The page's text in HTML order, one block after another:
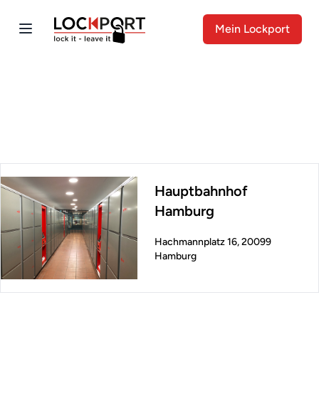
Mein Lockport
Hauptbahnhof
Hamburg
Hachmannplatz 16, 20099
Hamburg